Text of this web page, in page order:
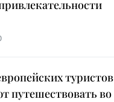
туристов
путешествовать во